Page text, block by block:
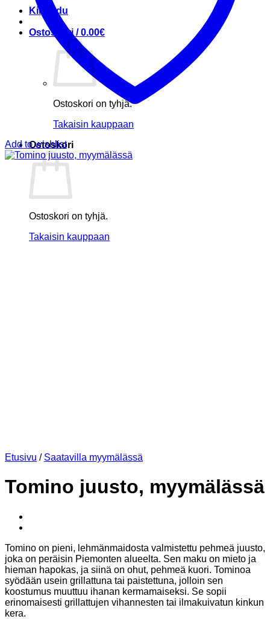
Kirjaudu
Ostoskori /0.00€
Ostoskori on tyhjä.
Takaisin kauppaan
Ostoskori
Ostoskori on tyhjä.
Takaisin kauppaan
Add to wishlist
Etusivu / Saatavilla myymälässä
Tomino juusto, myymälässä
Tomino on pieni, lehmänmaidosta valmistettu pehmeä juusto,
joka on peräisin Piemonten alueelta. Sen maku on mieto ja
hieman hapokas, ja siinä on ohut, pehmeä kuori. Tominoa
syödään usein grillattuna tai paistettuna, jolloin sen
koostumus muuttuu ihanan kermamaiseksi. Se sopii
erinomaisesti grillattujen vihannesten tai ilmakuivatun kinkun
kera.